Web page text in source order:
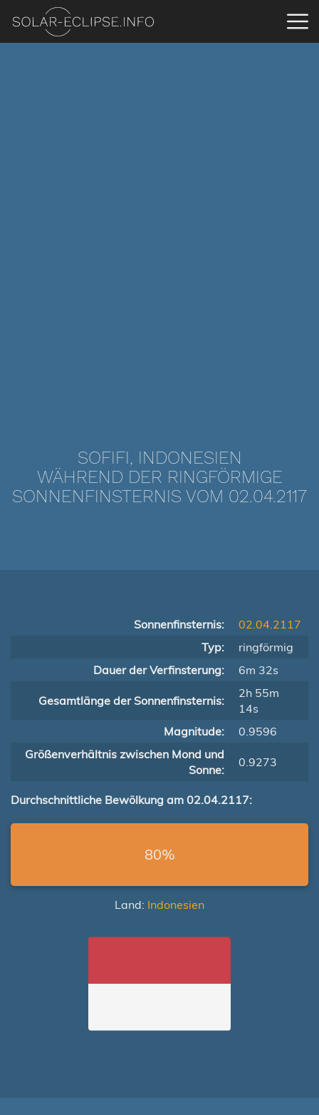
SOFIFI, INDONESIEN
WÄHREND DER RINGFÖRMIGE
SONNENFINSTERNIS VOM 02.04.2117
Sonnenfinsternis:
02.04.2117
Typ:
ringförmig
Dauer der Verfinsterung:
6m 32s
Gesamtlänge der Sonnenfinsternis:
2h 55m
14s
Magnitude:
0.9596
Größenverhältnis zwischen Mond und
Sonne:
0.9273
Durchschnittliche Bewölkung am 02.04.2117:
80%
Land: Indonesien